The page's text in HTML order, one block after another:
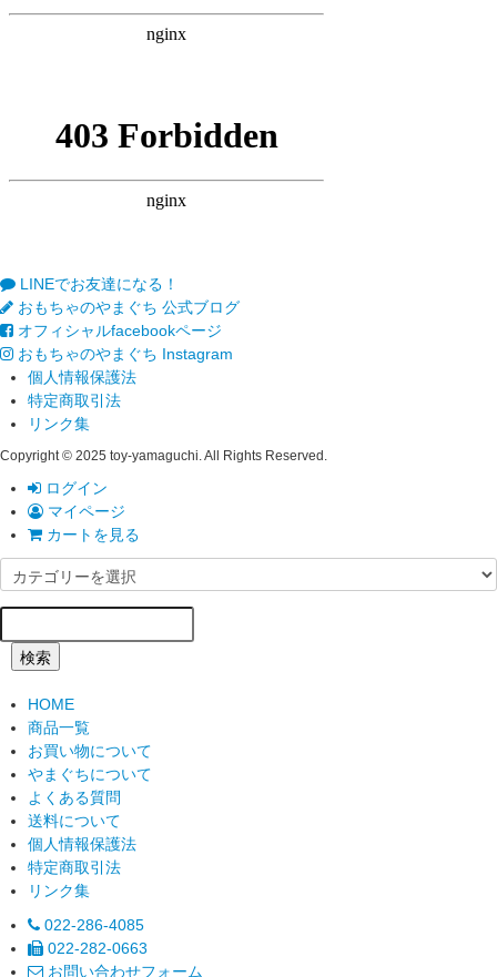
LINEでお友達になる！
おもちゃのやまぐち 公式ブログ
オフィシャルfacebookページ
おもちゃのやまぐち Instagram
個人情報保護法
特定商取引法
リンク集
Copyright © 2025 toy-yamaguchi. All Rights Reserved.
ログイン
マイページ
カートを見る
検索
HOME
商品一覧
お買い物について
やまぐちについて
よくある質問
送料について
個人情報保護法
特定商取引法
リンク集
022-286-4085
022-282-0663
お問い合わせフォーム